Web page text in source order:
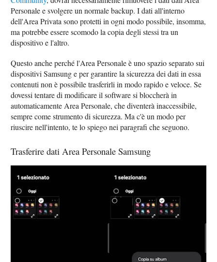
Personale e svolgere un normale backup. I dati all'interno
dell'Area Privata sono protetti in ogni modo possibile, insomma,
ma potrebbe essere scomodo la copia degli stessi tra un
dispositivo e l'altro.
Questo anche perché l'Area Personale è uno spazio separato sui
dispositivi Samsung e per garantire la sicurezza dei dati in essa
contenuti non è possibile trasferirli in modo rapido e veloce. Se
dovessi tentare di modificare il software si bloccherà in
automaticamente Area Personale, che diventerà inaccessibile,
sempre come strumento di sicurezza. Ma c'è un modo per
riuscire nell'intento, te lo spiego nei paragrafi che seguono.
Trasferire dati Area Personale Samsung